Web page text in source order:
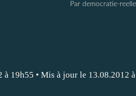
Par democratie-
à 19h55 • Mis à jour le 13.08.2012